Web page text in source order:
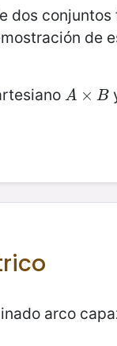
dos
de
A × B
A×B
arco